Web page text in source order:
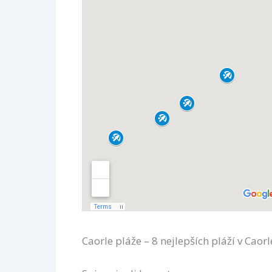
Caorle pláže – 8 nejlepších pláží v